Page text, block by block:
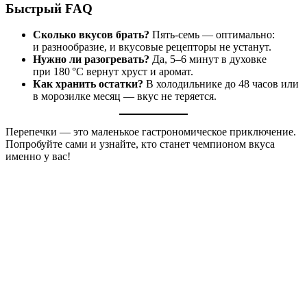
Быстрый FAQ
Сколько вкусов брать? Пять‑семь — оптимально:
и разнообразие, и вкусовые рецепторы не устанут.
Нужно ли разогревать? Да, 5–6 минут в духовке
при 180 °C вернут хруст и аромат.
Как хранить остатки? В холодильнике до 48 часов или
в морозилке месяц — вкус не теряется.
Перепечки — это маленькое гастрономическое приключение.
Попробуйте сами и узнайте, кто станет чемпионом вкуса
именно у вас!